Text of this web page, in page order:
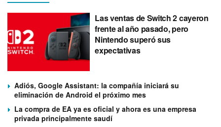
Las ventas de Switch 2 cayeron
frente al año pasado, pero
Nintendo superó sus
expectativas
Adiós, Google Assistant: la compañía iniciará su
eliminación de Android el próximo mes
La compra de EA ya es oficial y ahora es una empresa
privada principalmente saudí